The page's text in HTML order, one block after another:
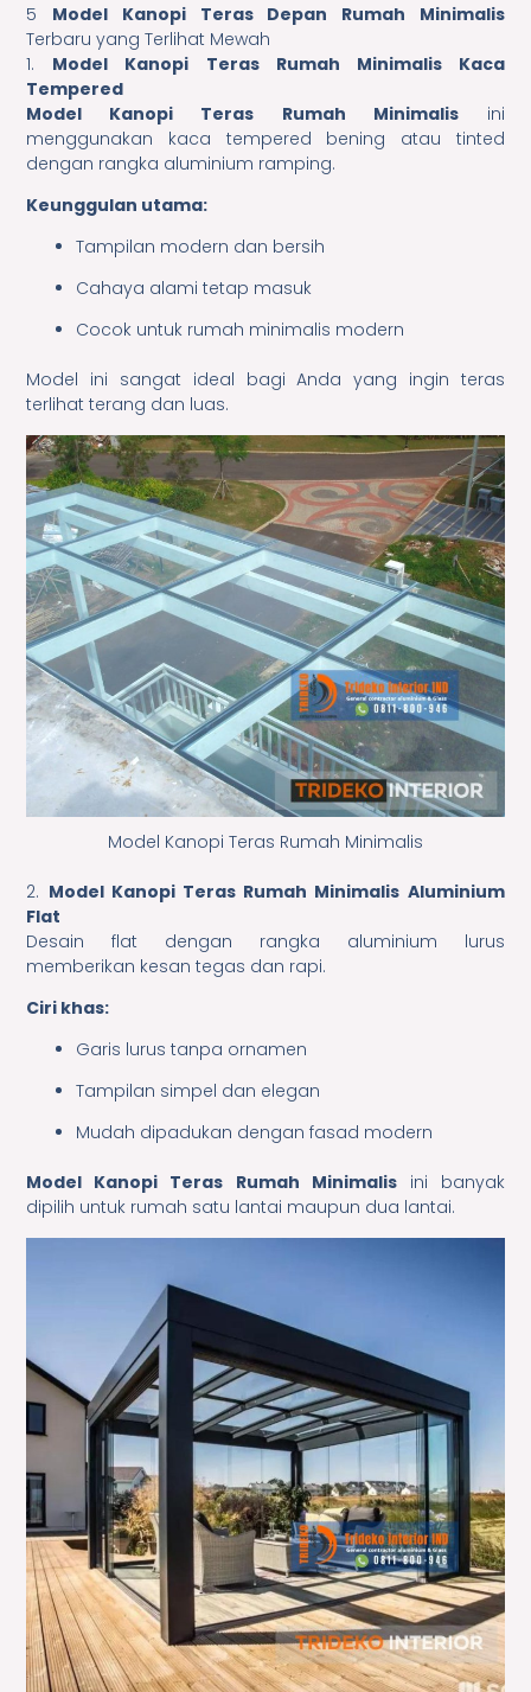
5 Model Kanopi Teras Depan Rumah Minimalis
Terbaru yang Terlihat Mewah
1. Model Kanopi Teras Rumah Minimalis Kaca
Tempered
Model Kanopi Teras Rumah Minimalisini
menggunakan kaca tempered bening atau tinted
dengan rangka aluminium ramping.
Keunggulan utama:
Tampilan modern dan bersih
Cahaya alami tetap masuk
Cocok untuk rumah minimalis modern
Model ini sangat ideal bagi Anda yang ingin teras
terlihat terang dan luas.
Model Kanopi Teras Rumah Minimalis
2. Model Kanopi Teras Rumah Minimalis Aluminium
Flat
Desain flat dengan rangka aluminium lurus
memberikan kesan tegas dan rapi.
Ciri khas:
Garis lurus tanpa ornamen
Tampilan simpel dan elegan
Mudah dipadukan dengan fasad modern
Model Kanopi Teras Rumah Minimalisini banyak
dipilih untuk rumah satu lantai maupun dua lantai.